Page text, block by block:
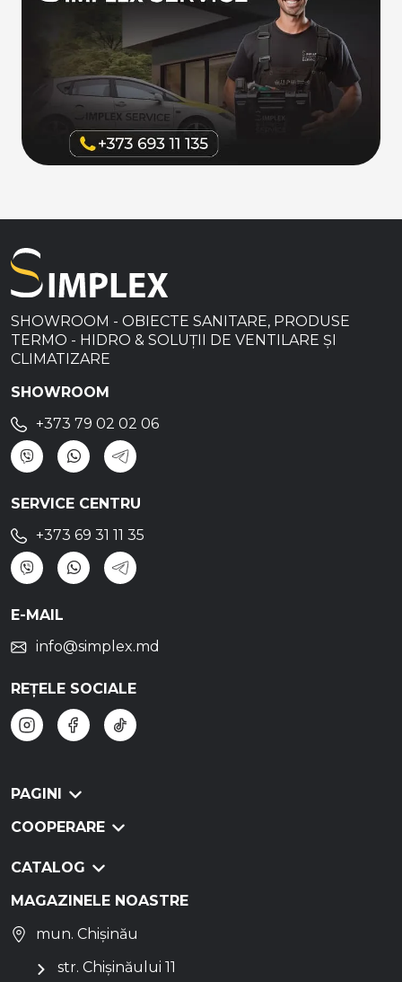
SHOWROOM - OBIECTE SANITARE, PRODUSE
TERMO - HIDRO & SOLUȚII DE VENTILARE ȘI
CLIMATIZARE
SHOWROOM
+373 79 02 02 06
SERVICE CENTRU
+373 69 31 11 35
E-MAIL
info@simplex.md
REȚELE SOCIALE
PAGINI
COOPERARE
CATALOG
MAGAZINELE NOASTRE
mun. Chișinău
str. Chișinăului 11